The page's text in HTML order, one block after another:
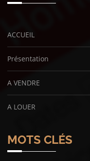
ACCUEIL
Présentation
A VENDRE
A LOUER
MOTS CLÉS